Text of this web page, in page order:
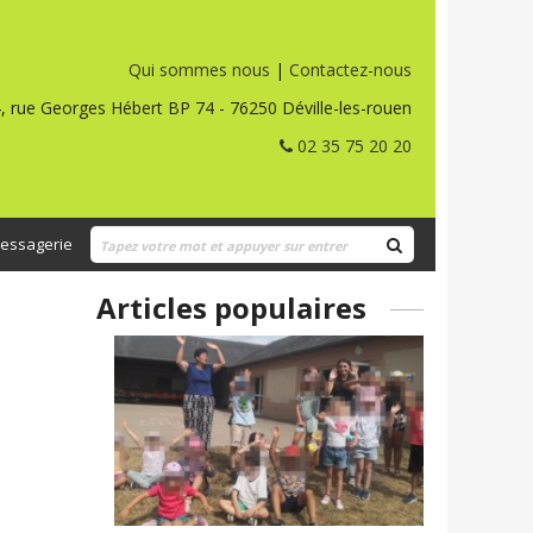
Qui sommes nous | Contactez-nous
rue Georges Hébert BP 74 - 76250 Déville-les-rouen
02 35 75 20 20
Articles populaires